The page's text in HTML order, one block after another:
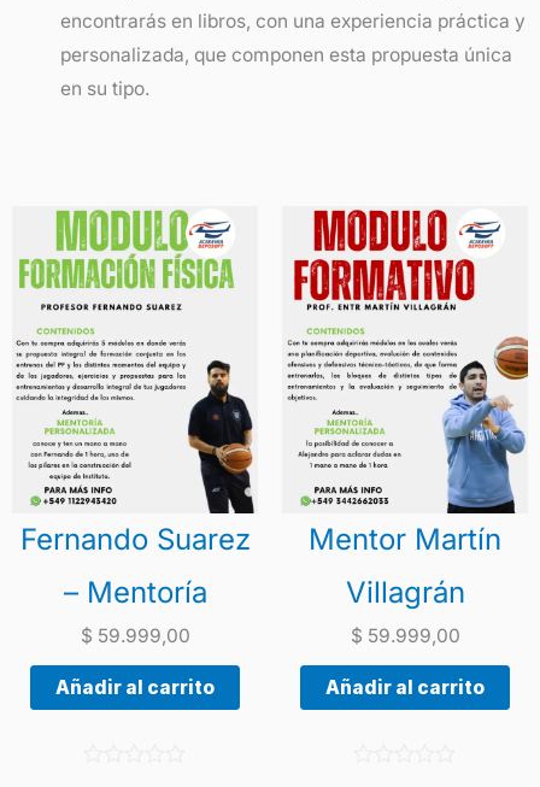
encontrarás en libros, con una experiencia práctica y
personalizada, que componen esta propuesta única
en su tipo.
Fernando Suarez
– Mentoría
$ 59.999,00
Añadir al carrito
Mentor Martín
Villagrán
$ 59.999,00
Añadir al carrito